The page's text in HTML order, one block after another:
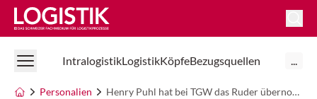
Logistik Online
IntralogistikLogistikKöpfeBezugsquellen ...
Personalien Henry Puhl hat bei TGW das Ruder übernommen